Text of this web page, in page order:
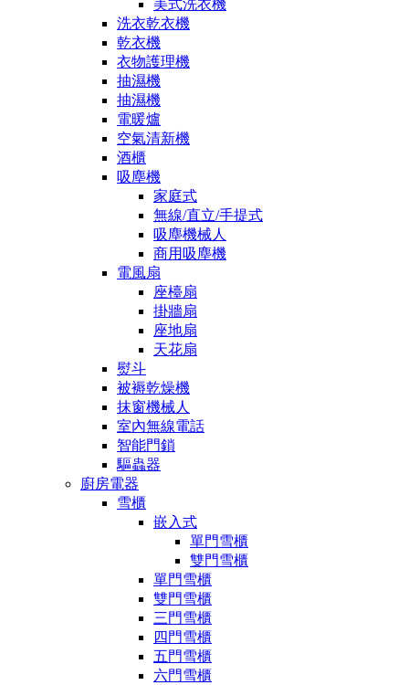
美式洗衣機
洗衣乾衣機
乾衣機
衣物護理機
抽濕機
抽濕機
電暖爐
空氣清新機
酒櫃
吸塵機
家庭式
無線/直立/手提式
吸塵機械人
商用吸塵機
電風扇
座檯扇
掛牆扇
座地扇
天花扇
熨斗
被褥乾燥機
抹窗機械人
室內無線電話
智能門鎖
驅蟲器
廚房電器
雪櫃
嵌入式
單門雪櫃
雙門雪櫃
單門雪櫃
雙門雪櫃
三門雪櫃
四門雪櫃
五門雪櫃
六門雪櫃